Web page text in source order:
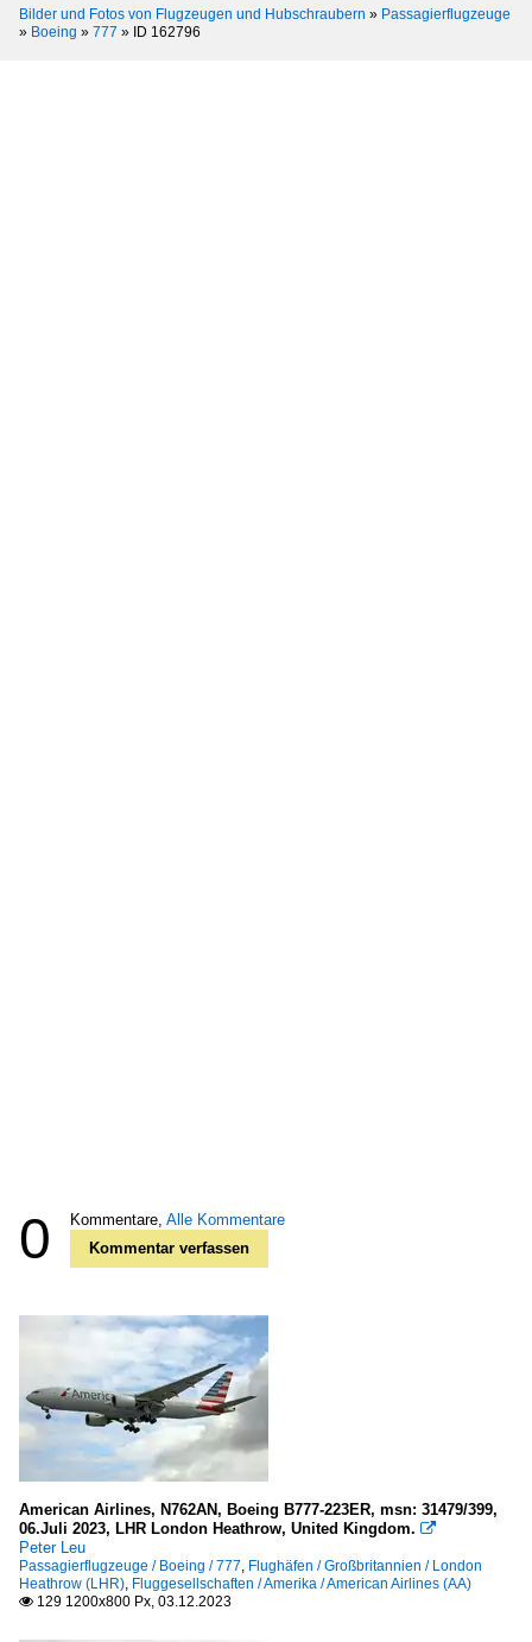
Bilder und Fotos von Flugzeugen und Hubschraubern » Passagierflugzeuge
» Boeing » 777 » ID 162796
0 Kommentare, Alle Kommentare
Kommentar verfassen
American Airlines, N762AN, Boeing B777-223ER, msn: 31479/399,
06.Juli 2023, LHR London Heathrow, United Kingdom. 
Peter Leu
Passagierflugzeuge / Boeing / 777, Flughäfen / Großbritannien / London
Heathrow (LHR), Fluggesellschaften / Amerika / American Airlines (AA)
 129 1200x800 Px, 03.12.2023